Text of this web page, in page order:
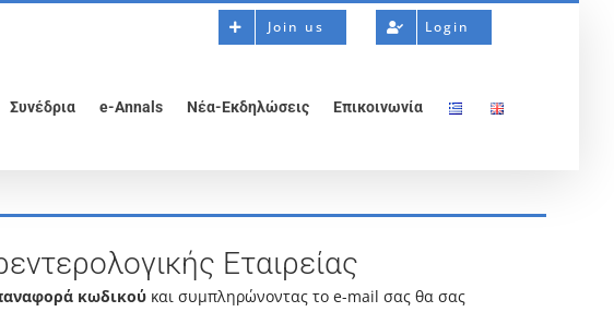
Join us Login
Συνέδρια e-Annals Νέα-Εκδηλώσεις Επικοινωνία
Εταιρείας
κωδικού και συμπληρώνοντας το e-mail σας θα σας